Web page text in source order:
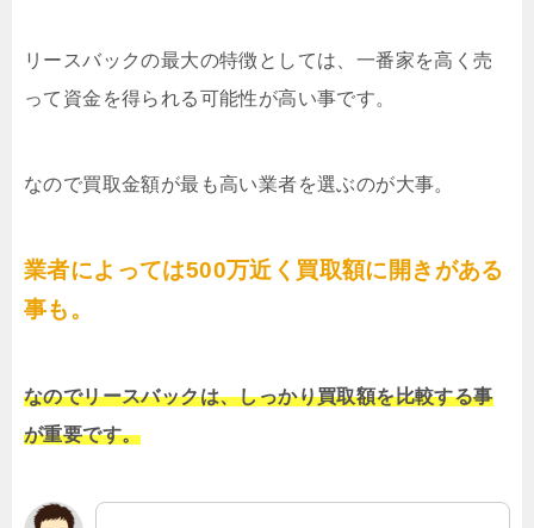
リースバックの最大の特徴としては、一番家を高く売
って資金を得られる可能性が高い事です。
なので買取金額が最も高い業者を選ぶのが大事。
業者によっては500万近く買取額に開きがある
事も。
なのでリースバックは、しっかり買取額を比較する事
が重要です。